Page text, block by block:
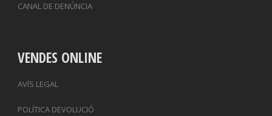
CANAL DE DENÚNCIA
VENDES ONLINE
AVÍS LEGAL
POLÍTICA DEVOLUCIÓ